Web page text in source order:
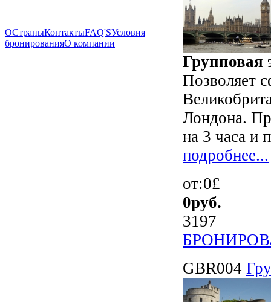
Групповая
Позволяет
Лондона.
на 3 часа и
подробнее...
от:0£
0руб.
3197
GBR004
ОСтраныКонтактыFAQ'SУсловия
бронированияО компании